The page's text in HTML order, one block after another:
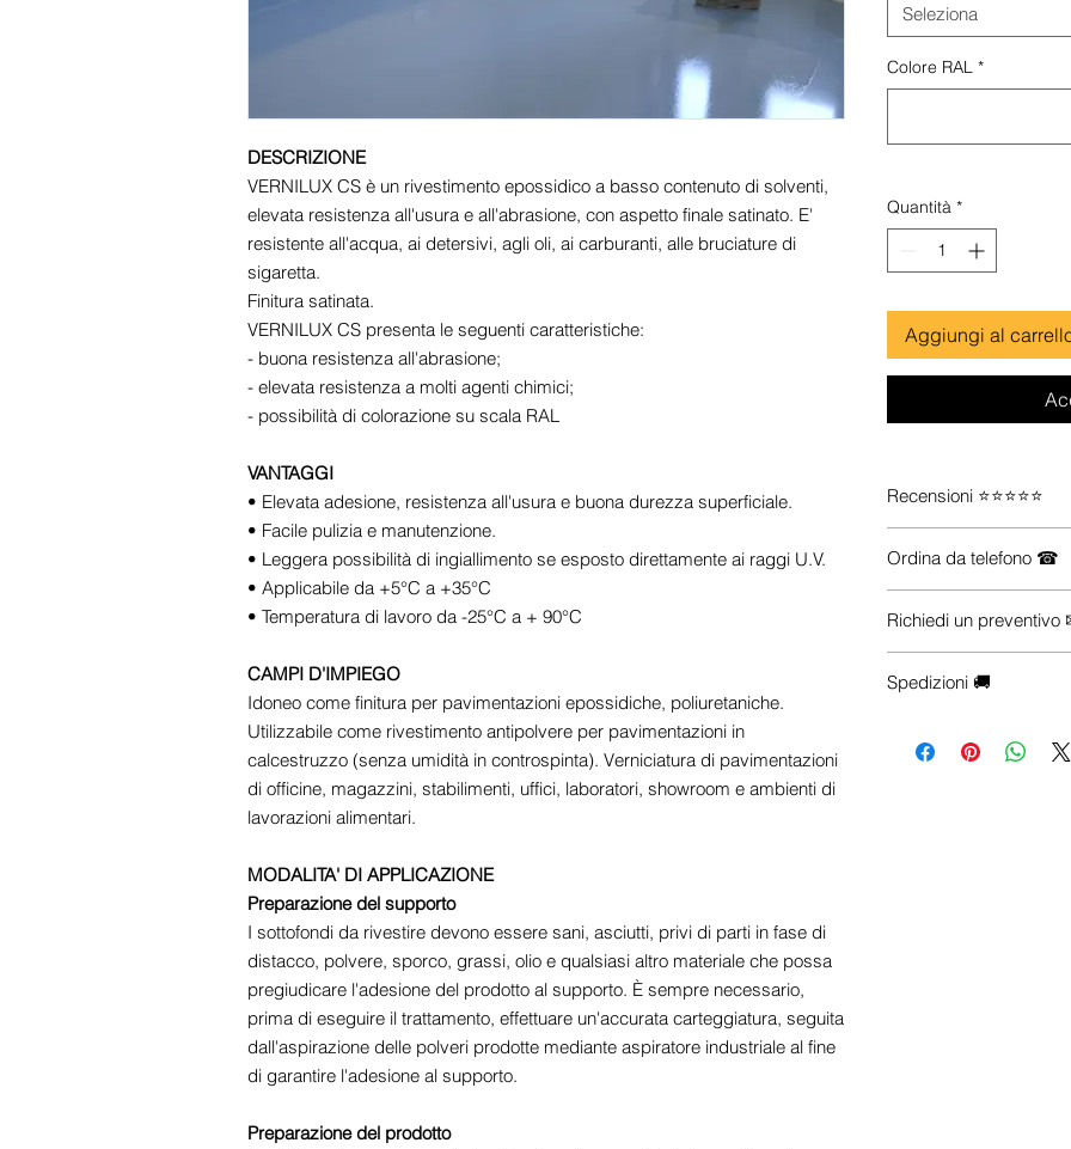
DESCRIZIONE
VERNILUX CS è un rivestimento epossidico a basso contenuto di solventi,
elevata resistenza all'usura e all'abrasione, con aspetto finale satinato. E'
resistente all'acqua, ai detersivi, agli oli, ai carburanti, alle bruciature di
sigaretta.
Finitura satinata.
VERNILUX CS presenta le seguenti caratteristiche:
- buona resistenza all'abrasione;
- elevata resistenza a molti agenti chimici;
- possibilità di colorazione su scala RAL
VANTAGGI
• Elevata adesione, resistenza all'usura e buona durezza superficiale.
• Facile pulizia e manutenzione.
• Leggera possibilità di ingiallimento se esposto direttamente ai raggi U.V.
• Applicabile da +5°C a +35°C
• Temperatura di lavoro da -25°C a + 90°C
CAMPI D'IMPIEGO
Idoneo come finitura per pavimentazioni epossidiche, poliuretaniche.
Utilizzabile come rivestimento antipolvere per pavimentazioni in
calcestruzzo (senza umidità in controspinta). Verniciatura di pavimentazioni
di officine, magazzini, stabilimenti, uffici, laboratori, showroom e ambienti di
lavorazioni alimentari.
MODALITA' DI APPLICAZIONE
Preparazione del supporto
I sottofondi da rivestire devono essere sani, asciutti, privi di parti in fase di
distacco, polvere, sporco, grassi, olio e qualsiasi altro materiale che possa
pregiudicare l'adesione del prodotto al supporto. È sempre necessario,
prima di eseguire il trattamento, effettuare un'accurata carteggiatura, seguita
dall'aspirazione delle polveri prodotte mediante aspiratore industriale al fine
di garantire l'adesione al supporto.
Preparazione del prodotto
Seleziona
Colore RAL *
Quantità *
Aggiungi al
Recensioni ⭐⭐⭐⭐⭐
Ordina da telefono ☎
prodotti che ti servono
e-commerce),
☎+39 0922 175 7218
Richiedi un preventivo
configurazioni,
Spedizioni 🚚
selezionata. Aggiungi